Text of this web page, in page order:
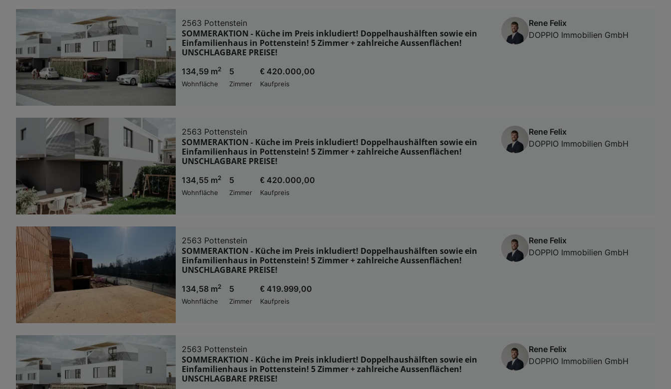
2563 Pottenstein
SOMMERAKTION - Küche im Preis inkludiert! Doppelhaushälften sowie ein
Einfamilienhaus in Pottenstein! 5 Zimmer + zahlreiche Aussenflächen!
UNSCHLAGBARE PREISE!
134,59 m2
Wohnfläche
5
Zimmer
€ 420.000,00
Kaufpreis
Rene Felix
DOPPIO Immobilien GmbH
2563 Pottenstein
SOMMERAKTION - Küche im Preis inkludiert! Doppelhaushälften sowie ein
Einfamilienhaus in Pottenstein! 5 Zimmer + zahlreiche Aussenflächen!
UNSCHLAGBARE PREISE!
134,55 m2
Wohnfläche
5
Zimmer
€ 420.000,00
Kaufpreis
Rene Felix
DOPPIO Immobilien GmbH
2563 Pottenstein
SOMMERAKTION - Küche im Preis inkludiert! Doppelhaushälften sowie ein
Einfamilienhaus in Pottenstein! 5 Zimmer + zahlreiche Aussenflächen!
UNSCHLAGBARE PREISE!
134,58 m2
Wohnfläche
5
Zimmer
€ 419.999,00
Kaufpreis
Rene Felix
DOPPIO Immobilien GmbH
2563 Pottenstein
SOMMERAKTION - Küche im Preis inkludiert! Doppelhaushälften sowie ein
Einfamilienhaus in Pottenstein! 5 Zimmer + zahlreiche Aussenflächen!
UNSCHLAGBARE PREISE!
Rene Felix
DOPPIO Immobilien GmbH